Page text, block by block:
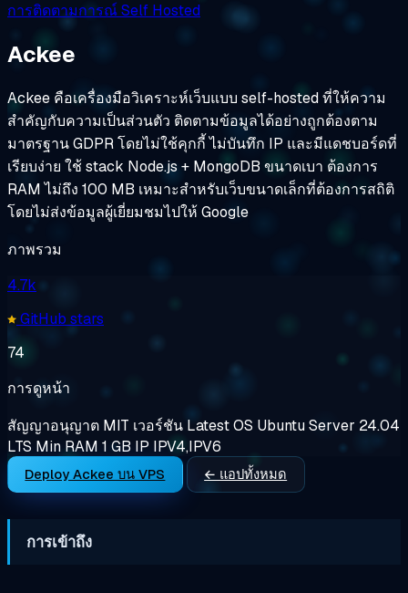
การติดตามการณ์Self Hosted
Ackee
Ackee คือเครื่องมือวิเคราะห์เว็บแบบ self-hosted ที่ให้ความ
สำคัญกับความเป็นส่วนตัว ติดตามข้อมูลได้อย่างถูกต้องตาม
มาตรฐาน GDPR โดยไม่ใช้คุกกี้ ไม่บันทึก IP และมีแดชบอร์ดที่
เรียบง่าย ใช้ stack Node.js + MongoDB ขนาดเบา ต้องการ
RAM ไม่ถึง 100 MB เหมาะสำหรับเว็บขนาดเล็กที่ต้องการสถิติ
โดยไม่ส่งข้อมูลผู้เยี่ยมชมไปให้ Google
ภาพรวม
4.7k
GitHub stars
74
การดูหน้า
สัญญาอนุญาต MIT เวอร์ชัน LatestOS Ubuntu Server 24.04
LTS Min RAM 1 GB IP IPV4,IPV6
Deploy Ackee บน VPS ← แอปทั้งหมด
การเข้าถึง